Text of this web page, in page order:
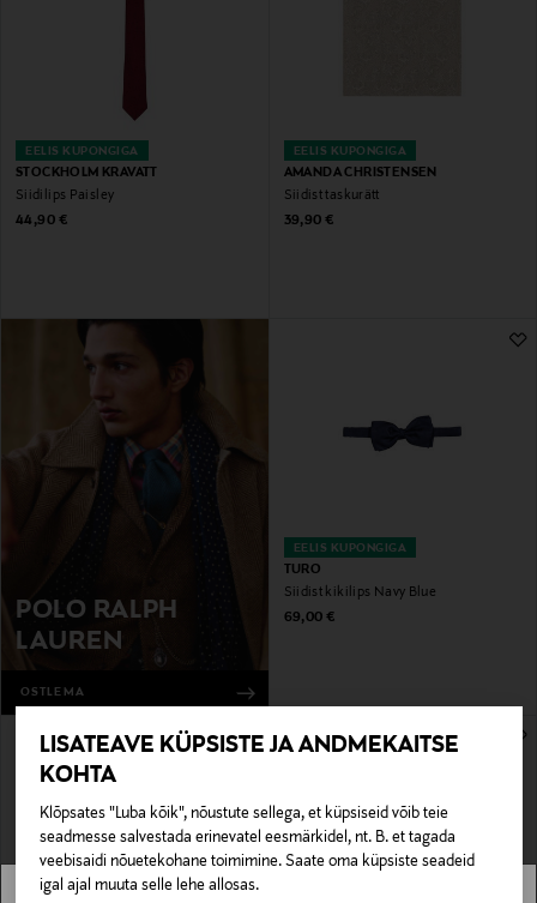
LISATEAVE KÜPSISTE JA ANDMEKAITSE
KOHTA
Klõpsates "Luba kõik", nõustute sellega, et küpsiseid võib teie
seadmesse salvestada erinevatel eesmärkidel, nt. B. et tagada
veebisaidi nõuetekohane toimimine. Saate oma küpsiste seadeid
igal ajal muuta selle lehe allosas.
EELIS KUPONGIGA
STOCKHOLM KRAVATT
Siidilips Paisley
Original Price
44,90 €
EELIS KUPONGIGA
AMANDA CHRISTENSEN
Siidist taskurätt
Original Price
39,90 €
POLO RALPH
LAUREN
OSTLEMA
EELIS KUPONGIGA
TURO
Siidist kikilips Navy Blue
Original Price
69,00 €